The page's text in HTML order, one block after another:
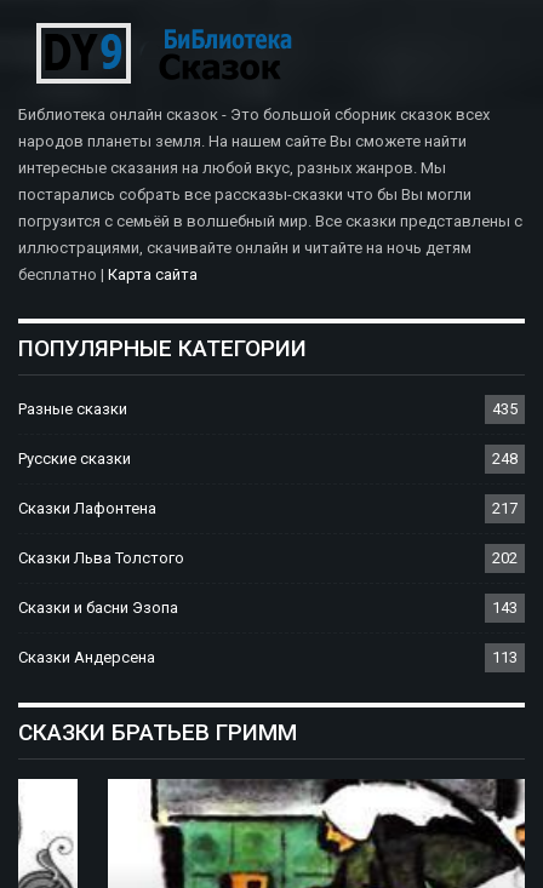
Библиотека онлайн сказок - Это большой сборник сказок всех
народов планеты земля. На нашем сайте Вы сможете найти
интересные сказания на любой вкус, разных жанров. Мы
постарались собрать все рассказы-сказки что бы Вы могли
погрузится с семьёй в волшебный мир. Все сказки представлены с
иллюстрациями, скачивайте онлайн и читайте на ночь детям
бесплатно | Карта сайта
ПОПУЛЯРНЫЕ КАТЕГОРИИ
Разные сказки 435
Русские сказки 248
Сказки Лафонтена 217
Сказки Льва Толстого 202
Сказки и басни Эзопа 143
Сказки Андерсена 113
СКАЗКИ БРАТЬЕВ ГРИММ